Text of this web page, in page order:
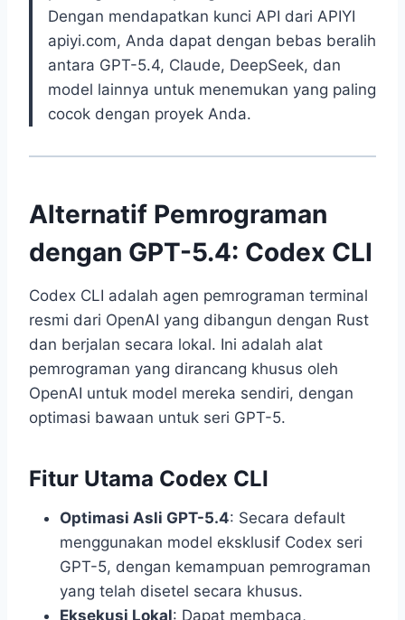
Dengan mendapatkan kunci API dari APIYI
apiyi.com, Anda dapat dengan bebas beralih
antara GPT-5.4, Claude, DeepSeek, dan
model lainnya untuk menemukan yang paling
cocok dengan proyek Anda.
Alternatif Pemrograman
dengan GPT-5.4: Codex CLI
Codex CLI adalah agen pemrograman terminal
resmi dari OpenAI yang dibangun dengan Rust
dan berjalan secara lokal. Ini adalah alat
pemrograman yang dirancang khusus oleh
OpenAI untuk model mereka sendiri, dengan
optimasi bawaan untuk seri GPT-5.
Fitur Utama Codex CLI
Optimasi Asli GPT-5.4: Secara default
menggunakan model eksklusif Codex seri
GPT-5, dengan kemampuan pemrograman
yang telah disetel secara khusus.
Eksekusi Lokal: Dapat membaca,